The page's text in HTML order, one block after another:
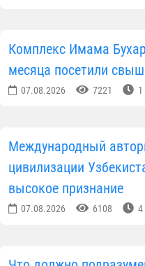
Комплекс Имама
месяца посетили
07.08.2026 7221 1
Международный
цивилизации
высокое признание
07.08.2026 6108 4